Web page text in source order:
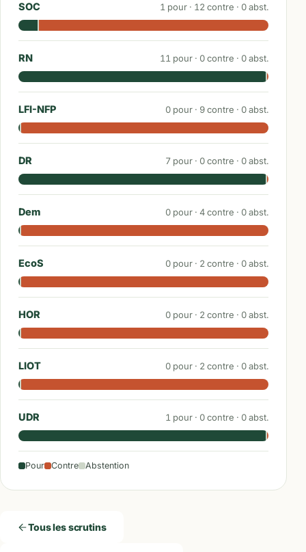
SOC 1 pour · 12 contre · 0abst.
RN 11 pour · 0contre · 0abst.
LFI-NFP 0 pour · 9contre · 0abst.
DR 7 pour · 0contre · 0abst.
Dem 0 pour · 4contre · 0abst.
EcoS 0 pour · 2 contre · 0abst.
HOR 0 pour · 2 contre · 0abst.
LIOT 0 pour · 2 contre · 0abst.
UDR 1 pour · 0contre · 0abst.
Pour Contre Abstention
Tous les scrutins